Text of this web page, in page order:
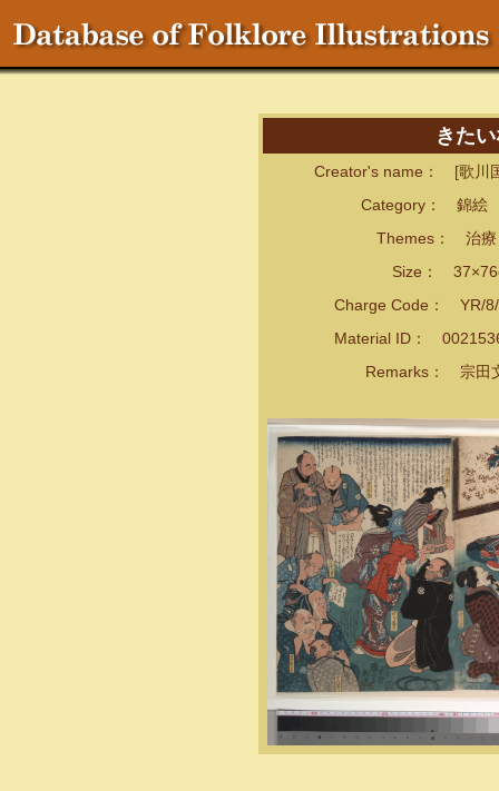
きた
Creator's name： [歌川
Category： 錦絵
Themes： 治療・
Size：
Charge Code： YR/8/
Material ID：
Remarks： 宗田文